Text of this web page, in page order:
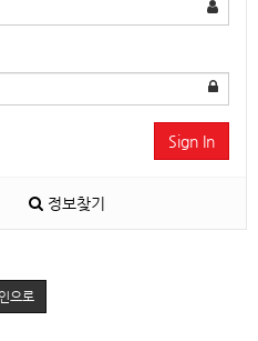
Sign In
정보찾기
으로